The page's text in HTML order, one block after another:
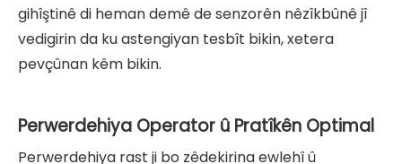
gihîştinê di heman demê de senzorên nêzîkbûnê jî
vedigirin da ku astengiyan tesbît bikin, xetera
pevçûnan kêm bikin.
Perwerdehiya Operator û Pratîkên Optimal
Perwerdehiya rast ji bo zêdekirina ewlehî û